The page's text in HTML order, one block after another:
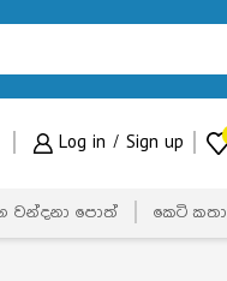
Log in / Sign up
වන්දනා පොත් කෙටි කතා